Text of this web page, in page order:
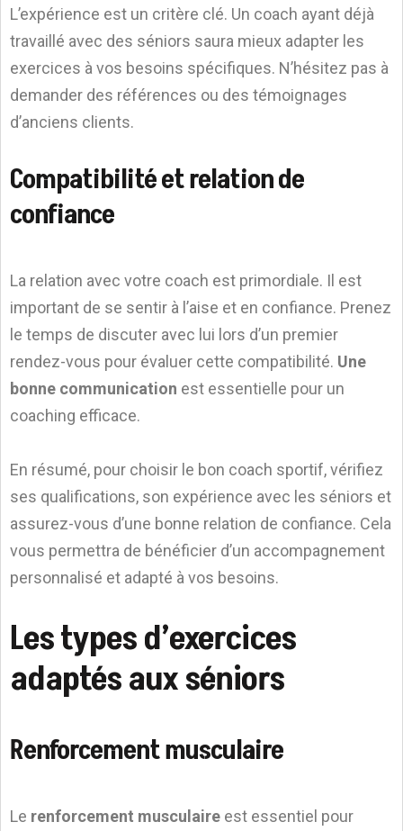
L’expérience est un critère clé. Un coach ayant déjà
travaillé avec des séniors saura mieux adapter les
exercices à vos besoins spécifiques. N’hésitez pas à
demander des références ou des témoignages
d’anciens clients.
Compatibilité et relation de
confiance
La relation avec votre coach est primordiale. Il est
important de se sentir à l’aise et en confiance. Prenez
le temps de discuter avec lui lors d’un premier
rendez-vous pour évaluer cette compatibilité. Une
bonne communication est essentielle pour un
coaching efficace.
En résumé, pour choisir le bon coach sportif, vérifiez
ses qualifications, son expérience avec les séniors et
assurez-vous d’une bonne relation de confiance. Cela
vous permettra de bénéficier d’un accompagnement
personnalisé et adapté à vos besoins.
Les types d’exercices
adaptés aux séniors
Renforcement musculaire
Le renforcement musculaire est essentiel pour